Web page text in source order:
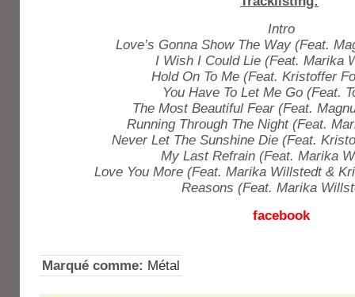
Intro
Love’s Gonna Show The Way (Feat.
I Wish I Could Lie (Feat. Marika
Hold On To Me (Feat. Kristoffer
You Have To Let Me Go (Feat.
The Most Beautiful Fear (Feat.
Running Through The Night (Feat.
Never Let The Sunshine Die (Feat.
My Last Refrain (Feat. Marika
Love You More (Feat. Marika Willstedt &
Reasons (Feat. Marika
facebook
Marqué comme: Métal